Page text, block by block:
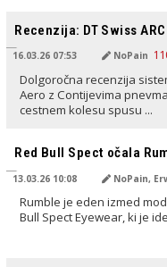
Recenzija: DT Swiss
16.03.26 07:53 NoPain
Dolgoročna recenzija
Aero z Contijevima
cestnem kolesu spusu ...
Red Bull Spect očala
13.03.26 10:08 NoPain,
Rumble je eden izmed
Bull Spect Eyewear, ki je